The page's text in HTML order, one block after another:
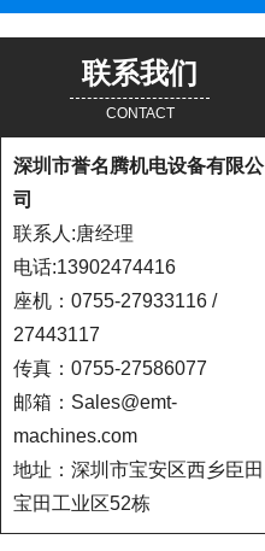
联系我们
CONTACT
深圳市誉名腾机电设备有限公
司
联系人:唐经理
电话:13902474416
座机：0755-27933116 /
27443117
传真：0755-27586077
邮箱：Sales@emt-
machines.com
地址：深圳市宝安区西乡臣田
宝田工业区52栋